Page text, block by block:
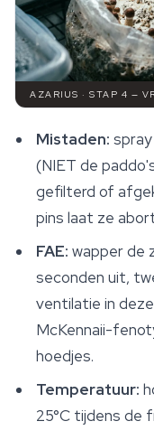
AZARIUS · STAP 4 —
Mistaden:
(NIET de
gefilterd of
pins laat ze
FAE: wapper de
seconden uit,
ventilatie in
McKennaii-
hoedjes.
Temperatuur:
25°C tijdens de